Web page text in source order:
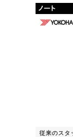
従来のスタ